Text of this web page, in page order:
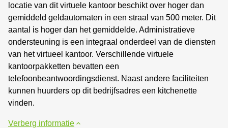
locatie van dit virtuele kantoor beschikt over hoger dan
gemiddeld geldautomaten in een straal van 500 meter. Dit
aantal is hoger dan het gemiddelde. Administratieve
ondersteuning is een integraal onderdeel van de diensten
van het virtueel kantoor. Verschillende virtuele
kantoorpakketten bevatten een
telefoonbeantwoordingsdienst. Naast andere faciliteiten
kunnen huurders op dit bedrijfsadres een kitchenette
vinden.
Verberg informatie